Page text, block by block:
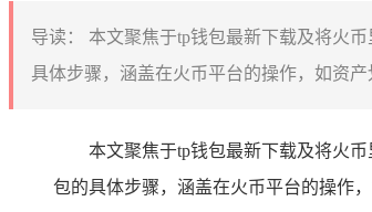
导读：
本文聚焦于tp钱包最新下载及将火
具体步骤，涵盖在火币平台的操作，如资
本文聚焦于tp钱包最新下载及将火
包的具体步骤，涵盖在火币平台的操作